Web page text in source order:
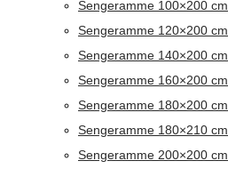
Sengeramme 100×200 cm
Sengeramme 120×200 cm
Sengeramme 140×200 cm
Sengeramme 160×200 cm
Sengeramme 180×200 cm
Sengeramme 180×210 cm
Sengeramme 200×200 cm